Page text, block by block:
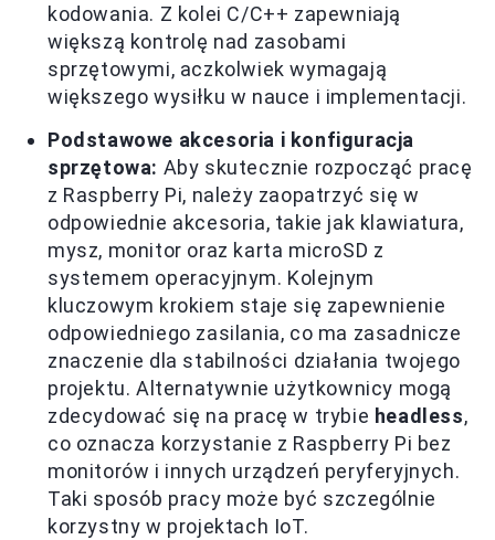
kodowania. Z kolei C/C++ zapewniają
większą kontrolę nad zasobami
sprzętowymi, aczkolwiek wymagają
większego wysiłku w nauce i implementacji.
Podstawowe akcesoria i konfiguracja
sprzętowa: Aby skutecznie rozpocząć pracę
z Raspberry Pi, należy zaopatrzyć się w
odpowiednie akcesoria, takie jak klawiatura,
mysz, monitor oraz karta microSD z
systemem operacyjnym. Kolejnym
kluczowym krokiem staje się zapewnienie
odpowiedniego zasilania, co ma zasadnicze
znaczenie dla stabilności działania twojego
projektu. Alternatywnie użytkownicy mogą
zdecydować się na pracę w trybie headless,
co oznacza korzystanie z Raspberry Pi bez
monitorów i innych urządzeń peryferyjnych.
Taki sposób pracy może być szczególnie
korzystny w projektach IoT.